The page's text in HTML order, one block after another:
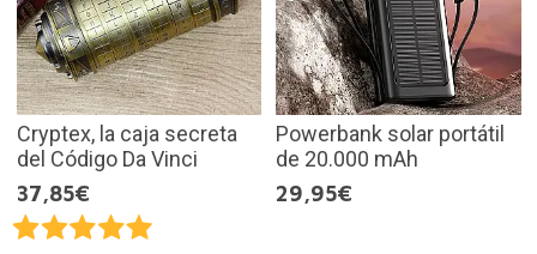
Cryptex, la caja secreta
del Código Da Vinci
37,85€
Powerbank solar portátil
de 20.000 mAh
29,95€